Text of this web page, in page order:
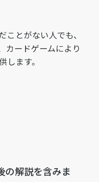
とがない人でも、
カードゲームにより
ます。
の解説を含みま